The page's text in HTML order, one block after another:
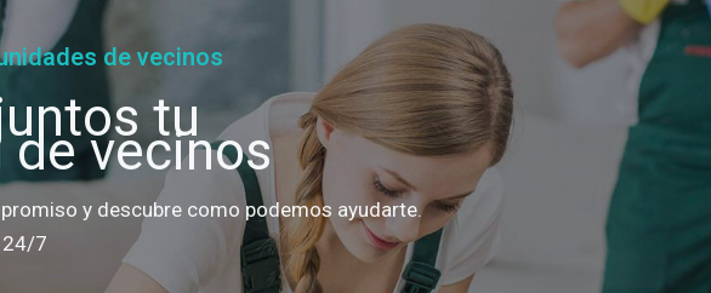
de vecinos
tu
vecinos
y descubre como podemos ayudarte.
24/7